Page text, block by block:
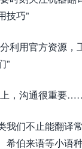
技巧”
利用官方资源，
”
上，沟通很重要
我们不止能翻译
希伯来语等小语